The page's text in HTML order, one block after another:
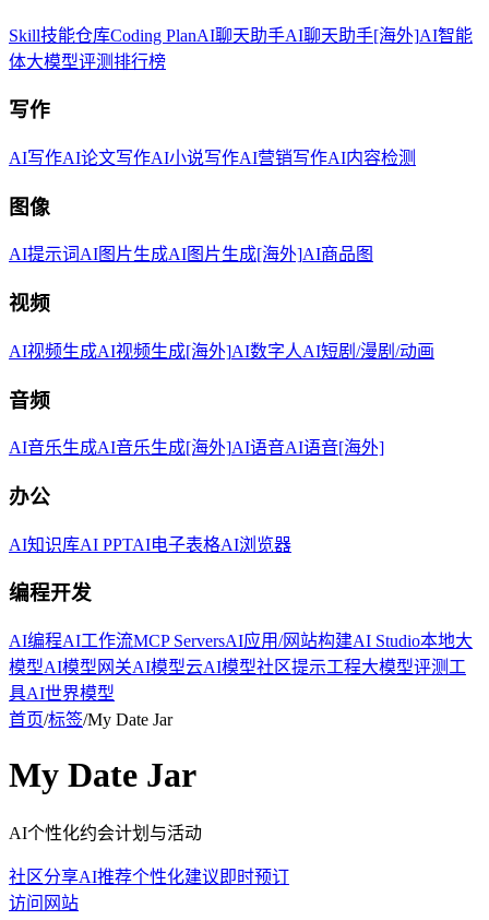
Skill技能仓库Coding PlanAI聊天助手AI聊天助手[海外]AI智能
体大模型评测排行榜
写作
AI写作AI论文写作AI小说写作AI营销写作AI内容检测
图像
AI提示词AI图片生成AI图片生成[海外]AI商品图
视频
AI视频生成AI视频生成[海外]AI数字人AI短剧/漫剧/动画
音频
AI音乐生成AI音乐生成[海外]AI语音AI语音[海外]
办公
AI知识库AI PPTAI电子表格AI浏览器
编程开发
AI编程AI工作流MCP ServersAI应用/网站构建AI Studio本地大
模型AI模型网关AI模型云AI模型社区提示工程大模型评测工
具AI世界模型
首页/标签/My Date Jar
My Date Jar
AI个性化约会计划与活动
社区分享AI推荐个性化建议 即时预订
访问网站